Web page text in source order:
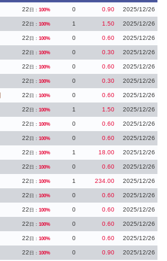
22 日： 100% 0 0.90 2025/12/26
22 日： 100% 1 1.50 2025/12/26
22 日： 100% 0 0.60 2025/12/26
22 日： 100% 0 0.30 2025/12/26
22 日： 100% 0 0.60 2025/12/26
22 日： 100% 0 0.30 2025/12/26
22 日： 100% 0 0.60 2025/12/26
22 日： 100% 1 1.50 2025/12/26
22 日： 100% 0 0.60 2025/12/26
22 日： 100% 0 0.60 2025/12/26
22 日： 100% 1 18.00 2025/12/26
22 日： 100% 0 0.60 2025/12/26
22 日： 100% 1 234.00 2025/12/26
22 日： 100% 0 0.60 2025/12/26
22 日： 100% 0 0.60 2025/12/26
22 日： 100% 0 0.60 2025/12/26
22 日： 100% 0 0.60 2025/12/26
22 日： 100% 0 0.90 2025/12/26